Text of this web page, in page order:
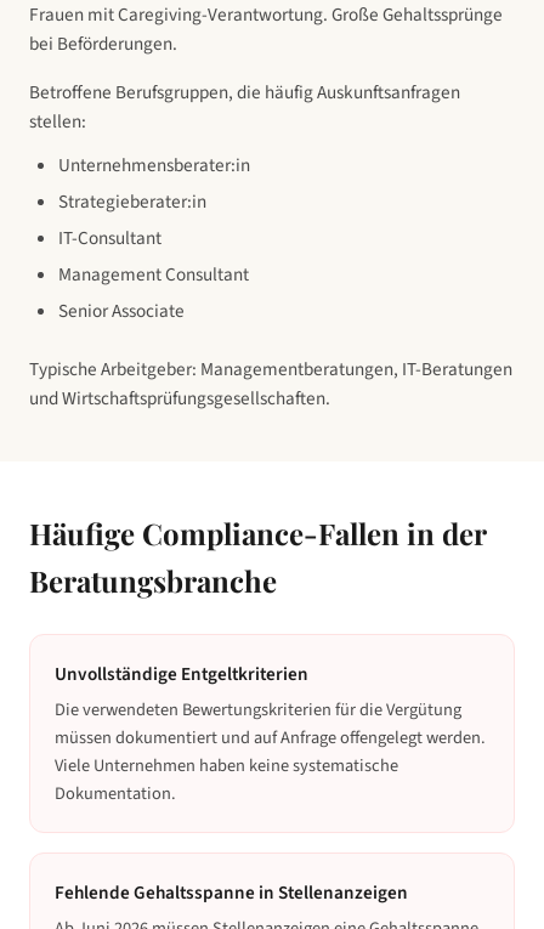
Frauen mit Caregiving-Verantwortung. Große Gehaltssprünge
bei Beförderungen.
Betroffene Berufsgruppen, die häufig Auskunftsanfragen
stellen:
Unternehmensberater:in
Strategieberater:in
IT-Consultant
Management Consultant
Senior Associate
Typische Arbeitgeber: Managementberatungen, IT-Beratungen
und Wirtschaftsprüfungsgesellschaften.
Häufige Compliance-Fallen in der
Beratungsbranche
Unvollständige Entgeltkriterien
Die verwendeten Bewertungskriterien für die Vergütung
müssen dokumentiert und auf Anfrage offengelegt werden.
Viele Unternehmen haben keine systematische
Dokumentation.
Fehlende Gehaltsspanne in Stellenanzeigen